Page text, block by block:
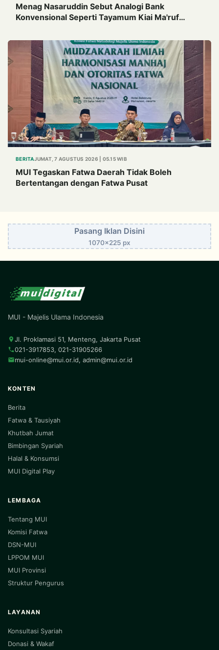
Menag Nasaruddin Sebut Analogi Bank
Konvensional Seperti Tayamum Kiai Ma'ruf
BERITAJUMAT, 7 AGUSTUS 2026 | 05.15 WIB
MUI Tegaskan Fatwa Daerah Tidak Boleh
Bertentangan dengan Fatwa Pusat
Pasang Iklan Disini
1070x225 px
MUI - Majelis Ulama Indonesia
Jl. Proklamasi 51, Menteng, Jakarta Pusat
021-3917853, 021-31905266
mui-online@mui.or.id, admin@mui.or.id
KONTEN
Berita
Fatwa & Tausiyah
Khutbah Jumat
Bimbingan Syariah
Halal & Konsumsi
MUI Digital Play
LEMBAGA
Tentang MUI
Komisi Fatwa
DSN-MUI
LPPOM MUI
MUI Provinsi
Struktur Pengurus
LAYANAN
Konsultasi Syariah
Donasi & Wakaf